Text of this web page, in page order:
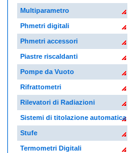
Multiparametro
Phmetri digitali
Phmetri accessori
Piastre riscaldanti
Pompe da Vuoto
Rifrattometri
Rilevatori di Radiazioni
Sistemi di titolazione automatica
Stufe
Termometri Digitali